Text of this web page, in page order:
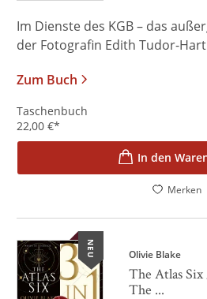
Im Dienste des KGB – das
der Fotografin Edith Tudor-Hart
Zum Buch
Taschenbuch
22,00 €*
In den
Merken
NEU Olivie Blake
The Atlas
The ...